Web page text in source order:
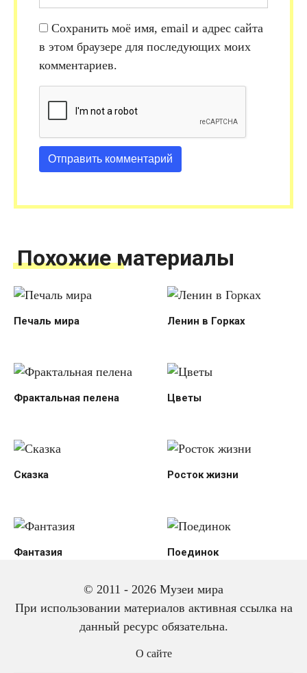
Сохранить моё имя, email и адрес сайта
в этом браузере для последующих моих
комментариев.
Похожие материалы
Печаль мира Ленин в Горках
Фрактальная пелена Цветы
Сказка Росток жизни
Фантазия Поединок
© 2011 - 2026 Музеи мира
При использовании материалов активная ссылка на
данный ресурс обязательна.
О сайте